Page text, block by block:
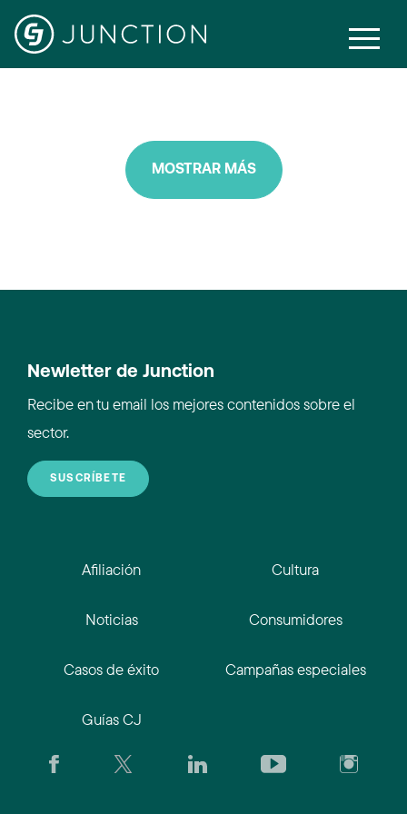
Network Services
MOSTRAR MÁS
Newletter de Junction
Recibe en tu email los mejores contenidos sobre el
sector.
SUSCRÍBETE
Afiliación
Noticias
Casos de éxito
Guías CJ
Cultura
Consumidores
Campañas especiales